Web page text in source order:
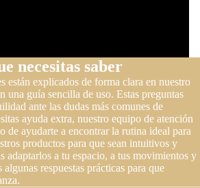
necesitas saber
están explicados de forma clara en nuestro
una guía sencilla de uso. Estas preguntas
ante las dudas más comunes de
ayuda extra, nuestro equipo de atención
de ayudarte a encontrar la rutina ideal para
productos para que sean intuitivos y
adaptarlos a tu espacio, a tus movimientos y
respuestas prácticas para que